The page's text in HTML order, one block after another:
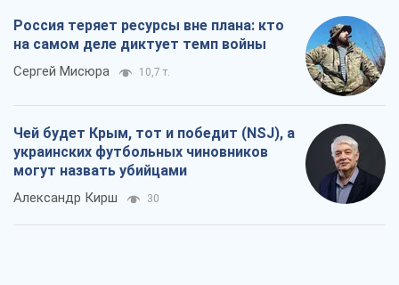
Россия теряет ресурсы вне плана: кто
на самом деле диктует темп войны
Сергей Мисюра 10,7 т.
Чей будет Крым, тот и победит (NSJ), а
украинских футбольных чиновников
могут назвать убийцами
Александр Кирш 30